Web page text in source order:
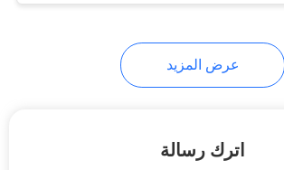
عرض المزيد
اترك رسالة